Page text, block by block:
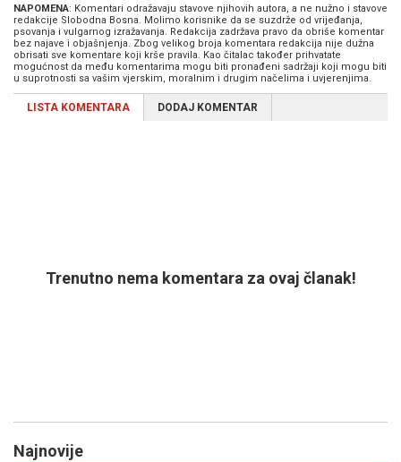
NAPOMENA: Komentari odražavaju stavove njihovih autora, a ne nužno i stavove
redakcije Slobodna Bosna. Molimo korisnike da se suzdrže od vrijeđanja,
psovanja i vulgarnog izražavanja. Redakcija zadržava pravo da obriše komentar
bez najave i objašnjenja. Zbog velikog broja komentara redakcija nije dužna
obrisati sve komentare koji krše pravila. Kao čitalac također prihvatate
mogućnost da među komentarima mogu biti pronađeni sadržaji koji mogu biti
u suprotnosti sa vašim vjerskim, moralnim i drugim načelima i uvjerenjima.
LISTA KOMENTARA DODAJ KOMENTAR
Trenutno nema komentara za ovaj članak!
Najnovije